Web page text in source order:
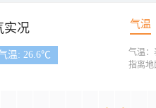
实况 气温
温: 26.6℃
气温：
指离地